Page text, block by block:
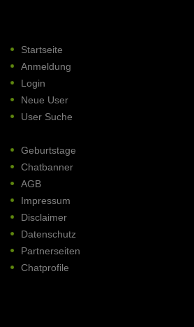
Startseite
Anmeldung
Login
Neue User
User Suche
Geburtstage
Chatbanner
AGB
Impressum
Disclaimer
Datenschutz
Partnerseiten
Chatprofile